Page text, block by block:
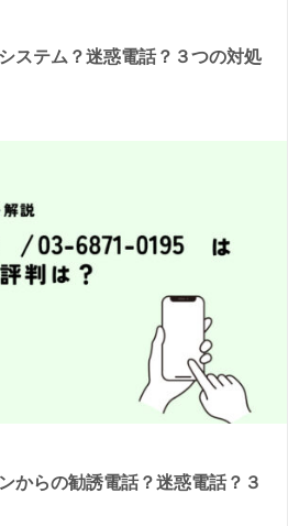
ステム？迷惑電話？３つの対処
からの勧誘電話？迷惑電話？３